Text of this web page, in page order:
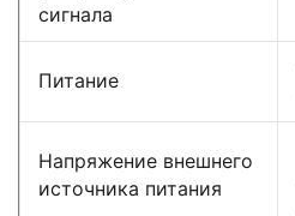
сигнала
Питание
Напряжение внешнего
источника питания